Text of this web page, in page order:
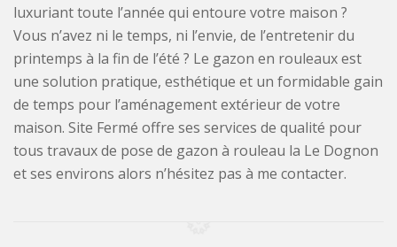
luxuriant toute l’année qui entoure votre maison ?
Vous n’avez ni le temps, ni l’envie, de l’entretenir du
printemps à la fin de l’été ? Le gazon en rouleaux est
une solution pratique, esthétique et un formidable gain
de temps pour l’aménagement extérieur de votre
maison. Site Fermé offre ses services de qualité pour
tous travaux de pose de gazon à rouleau la Le Dognon
et ses environs alors n’hésitez pas à me contacter.